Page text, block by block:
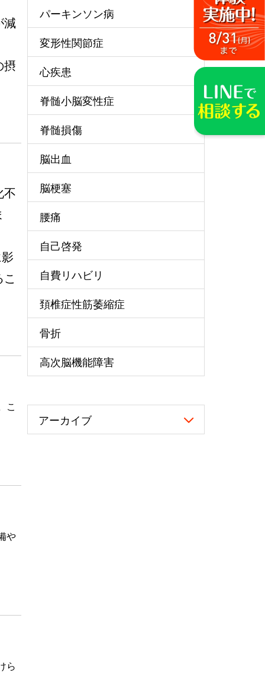
減
摂
不
こ
や
ら
パーキンソン病
変形性関節症
心疾患
脊髄小脳変性症
脊髄損傷
脳出血
脳梗塞
腰痛
自己啓発
自費リハビリ
頚椎症性筋萎縮症
骨折
高次脳機能障害
アーカイブ